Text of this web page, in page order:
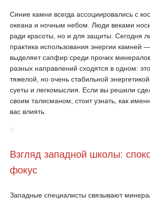
Синие камни всегда ассоциировались с
океана и ночным небом. Люди веками
ради красоты, но и для защиты. Сегодня
практика использования энергии камней
выделяет сапфир среди прочих
разных направлений сходятся в одном:
тяжелой, но очень стабильной
суеты и легкомыслия. Если вы решили
своим талисманом, стоит узнать, как
вас влиять.
Взгляд западной школы:
фокус
Западные специалисты связывают